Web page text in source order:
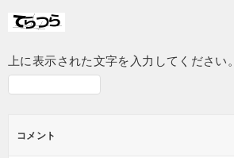
上に表示された文字を入力してください。
コメント